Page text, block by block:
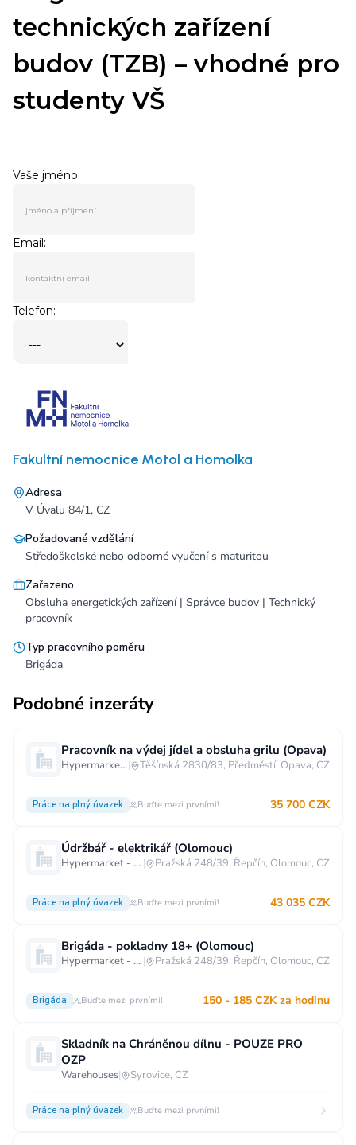
Fakultní nemocnice Motol a Homolka
Adresa
V Úvalu 84/1, CZ
Požadované vzdělání
Středoškolské nebo odborné vyučení s maturitou
Zařazeno
Obsluha energetických zařízení | Správce budov | Technický
pracovník
Typ pracovního poměru
Brigáda
Podobné inzeráty
Pracovník na výdej jídel a obsluha grilu (Opava)
Hypermarket - Opava| Těšínská 2830/83, Předměstí, Opava, CZ
Práce na plný úvazek Buďte mezi prvními! 35 700 CZK
Údržbář - elektrikář (Olomouc)
Hypermarket - Olomouc | Pražská 248/39, Řepčín, Olomouc, CZ
Práce na plný úvazek Buďte mezi prvními! 43 035 CZK
Brigáda - pokladny 18+ (Olomouc)
Hypermarket - Olomouc | Pražská 248/39, Řepčín, Olomouc, CZ
Brigáda Buďte mezi prvními! 150 - 185 CZK za hodinu
Skladník na Chráněnou dílnu - POUZE PRO
OZP
Warehouses| Syrovice, CZ
Práce na plný úvazek Buďte mezi prvními!